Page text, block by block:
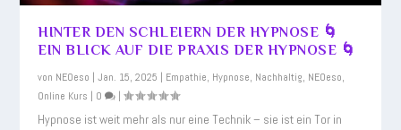
HINTER DEN SCHLEIERN DER HYPNOSE 🌀
EIN BLICK AUF DIE PRAXIS DER HYPNOSE 🌀
von NEOeso |Jan. 15, 2025 | Empathie, Hypnose, Nachhaltig, NEOeso,
Online Kurs | 0 |
Hypnose ist weit mehr als nur eine Technik – sie ist ein Tor in